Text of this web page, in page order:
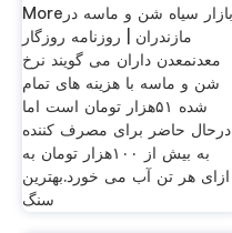
Moreبازار سیاه شن و ماسه در
مازندران | روزنامه روزگار
معدنمعدن داران می گویند نرخ
شن و ماسه با هزینه های تمام
شده ۵۱هزار تومان است اما
درحال حاضر برای مصرف کننده
به بیش از ۱۰۰هزار تومان به
ازای هر تن آب می خورد.بهترین
سنگ